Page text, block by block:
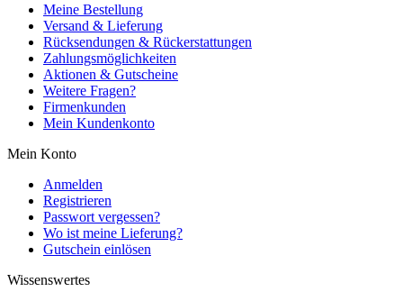
Meine Bestellung
Versand & Lieferung
Rücksendungen & Rückerstattungen
Zahlungsmöglichkeiten
Aktionen & Gutscheine
Weitere Fragen?
Firmenkunden
Mein Kundenkonto
Mein Konto
Anmelden
Registrieren
Passwort vergessen?
Wo ist meine Lieferung?
Gutschein einlösen
Wissenswertes